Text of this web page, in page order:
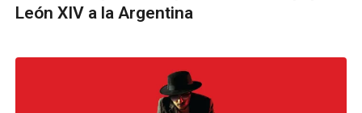
León XIV a la Argentina